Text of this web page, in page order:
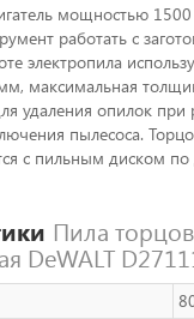
мощностью
работать с
электропила
максимальная
удаления опилок при
пылесоса.
с пильным диском
Пила
DeWALT